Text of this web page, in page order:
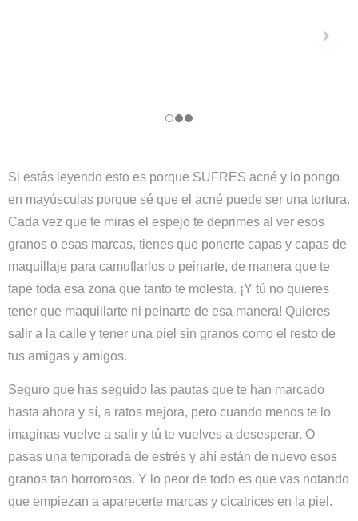
Si estás leyendo esto es porque SUFRES acné y lo pongo
en mayúsculas porque sé que el acné puede ser una tortura.
Cada vez que te miras el espejo te deprimes al ver esos
granos o esas marcas, tienes que ponerte capas y capas de
maquillaje para camuflarlos o peinarte, de manera que te
tape toda esa zona que tanto te molesta. ¡Y tú no quieres
tener que maquillarte ni peinarte de esa manera! Quieres
salir a la calle y tener una piel sin granos como el resto de
tus amigas y amigos.
Seguro que has seguido las pautas que te han marcado
hasta ahora y sí, a ratos mejora, pero cuando menos te lo
imaginas vuelve a salir y tú te vuelves a desesperar. O
pasas una temporada de estrés y ahí están de nuevo esos
granos tan horrorosos. Y lo peor de todo es que vas notando
que empiezan a aparecerte marcas y cicatrices en la piel.